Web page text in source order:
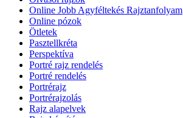
Online Jobb Agyféltekés Rajztanfolyam
Online pózok
Ötletek
Pasztellkréta
Perspektíva
Portré rajz rendelés
Portré rendelés
Portrérajz
Portrérajzolás
Rajz alapelvek